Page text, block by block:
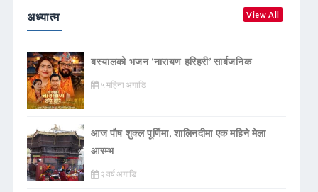
अध्यात्म View All
बस्यालको भजन ‘नारायण हरिहरी’ सार्बजनिक
५ महिना अगाडि
आज पौष शुक्ल पूर्णिमा, शालिनदीमा एक महिने मेला
आरम्भ
२ वर्ष अगाडि